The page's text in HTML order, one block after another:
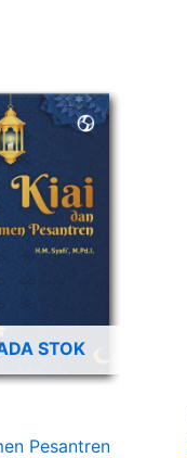
STOK
Pesantren